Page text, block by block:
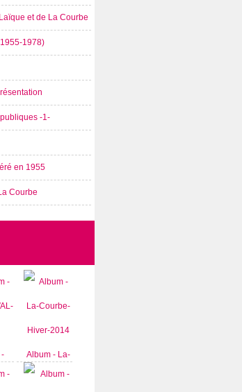
et de La Courbe
1978)
-1-
en 1955
Courbe
- Album - La-
Courbe-